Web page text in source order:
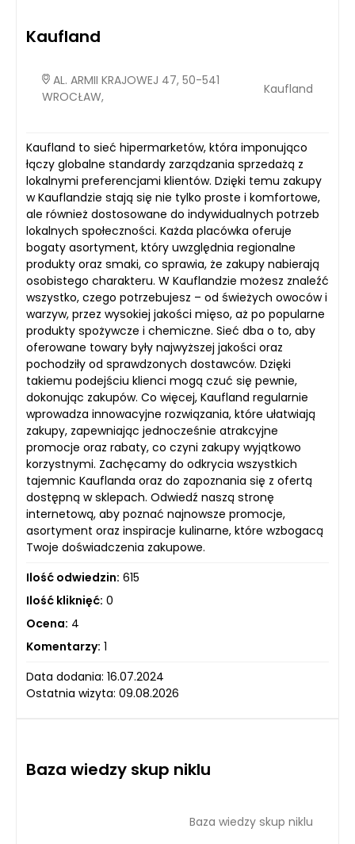
Kaufland
AL. ARMII KRAJOWEJ 47, 50-541
WROCŁAW,
Kaufland
Kaufland to sieć hipermarketów, która imponująco
łączy globalne standardy zarządzania sprzedażą z
lokalnymi preferencjami klientów. Dzięki temu zakupy
w Kauflandzie stają się nie tylko proste i komfortowe,
ale również dostosowane do indywidualnych potrzeb
lokalnych społeczności. Każda placówka oferuje
bogaty asortyment, który uwzględnia regionalne
produkty oraz smaki, co sprawia, że zakupy nabierają
osobistego charakteru. W Kauflandzie możesz znaleźć
wszystko, czego potrzebujesz – od świeżych owoców i
warzyw, przez wysokiej jakości mięso, aż po popularne
produkty spożywcze i chemiczne. Sieć dba o to, aby
oferowane towary były najwyższej jakości oraz
pochodziły od sprawdzonych dostawców. Dzięki
takiemu podejściu klienci mogą czuć się pewnie,
dokonując zakupów. Co więcej, Kaufland regularnie
wprowadza innowacyjne rozwiązania, które ułatwiają
zakupy, zapewniając jednocześnie atrakcyjne
promocje oraz rabaty, co czyni zakupy wyjątkowo
korzystnymi. Zachęcamy do odkrycia wszystkich
tajemnic Kauflanda oraz do zapoznania się z ofertą
dostępną w sklepach. Odwiedź naszą stronę
internetową, aby poznać najnowsze promocje,
asortyment oraz inspiracje kulinarne, które wzbogacą
Twoje doświadczenia zakupowe.
Ilość odwiedzin: 615
Ilość kliknięć: 0
Ocena: 4
Komentarzy: 1
Data dodania: 16.07.2024
Ostatnia wizyta: 09.08.2026
Baza wiedzy skup niklu
Baza wiedzy skup niklu